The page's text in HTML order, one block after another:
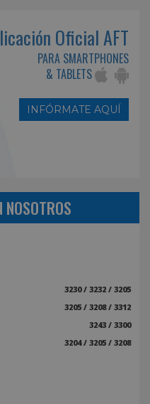
Oficial AFT
PARA SMARTPHONES
& TABLETS
INFÓRMATE AQUÍ
NOSOTROS
3230 / 3232 / 3205
3205 / 3208 / 3312
3243 / 3300
3204 / 3205 / 3208